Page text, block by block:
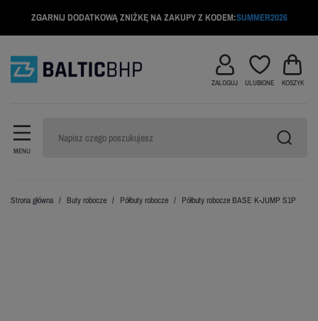
ZGARNIJ DODATKOWĄ ZNIŻKĘ NA ZAKUPY Z KODEM:SUMMER2026
MENU
ZALOGUJ ULUBIONE KOSZYK
Strona główna Buty robocze Półbuty robocze Półbuty robocze BASE K-JUMP S1P